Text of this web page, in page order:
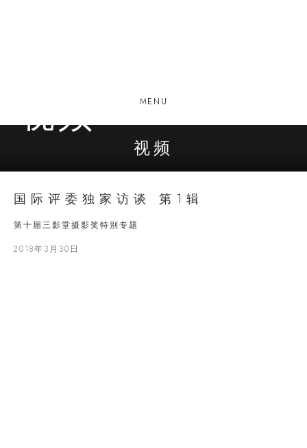
MENU
视频
视频
国际评委独家访谈 第1辑
第十届三影堂摄影奖特别专题
2018年3月30日